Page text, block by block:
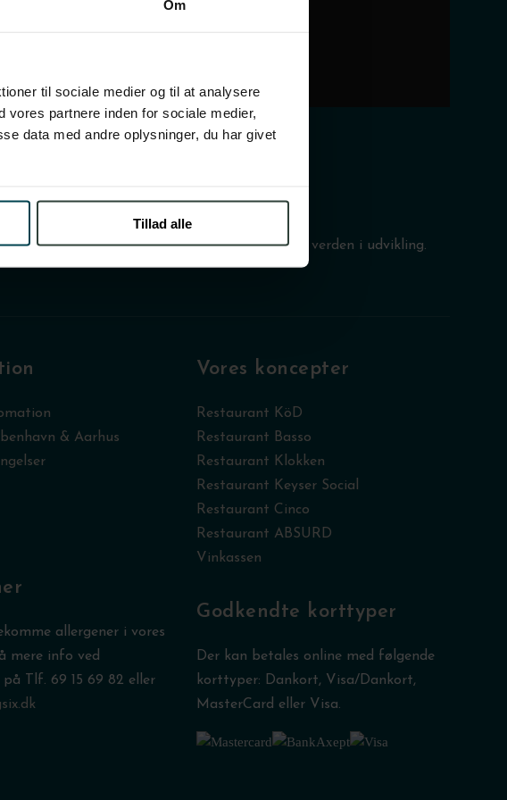
Om
til sociale medier og til at analysere
partnere inden for sociale medier,
data med andre oplysninger, du har givet
Tillad alle
god mad og nære relationer bibeholdes i en verden i udvikling.
& Aarhus
allergener i vores
mere info ved
på Tlf. 69 15 69 82 eller
Vores koncepter
Restaurant KöD
Restaurant Basso
Restaurant Klokken
Restaurant Keyser Social
Restaurant Cinco
Restaurant ABSURD
Vinkassen
Godkendte korttyper
Der kan betales online med følgende
korttyper: Dankort, Visa/Dankort,
MasterCard eller Visa.